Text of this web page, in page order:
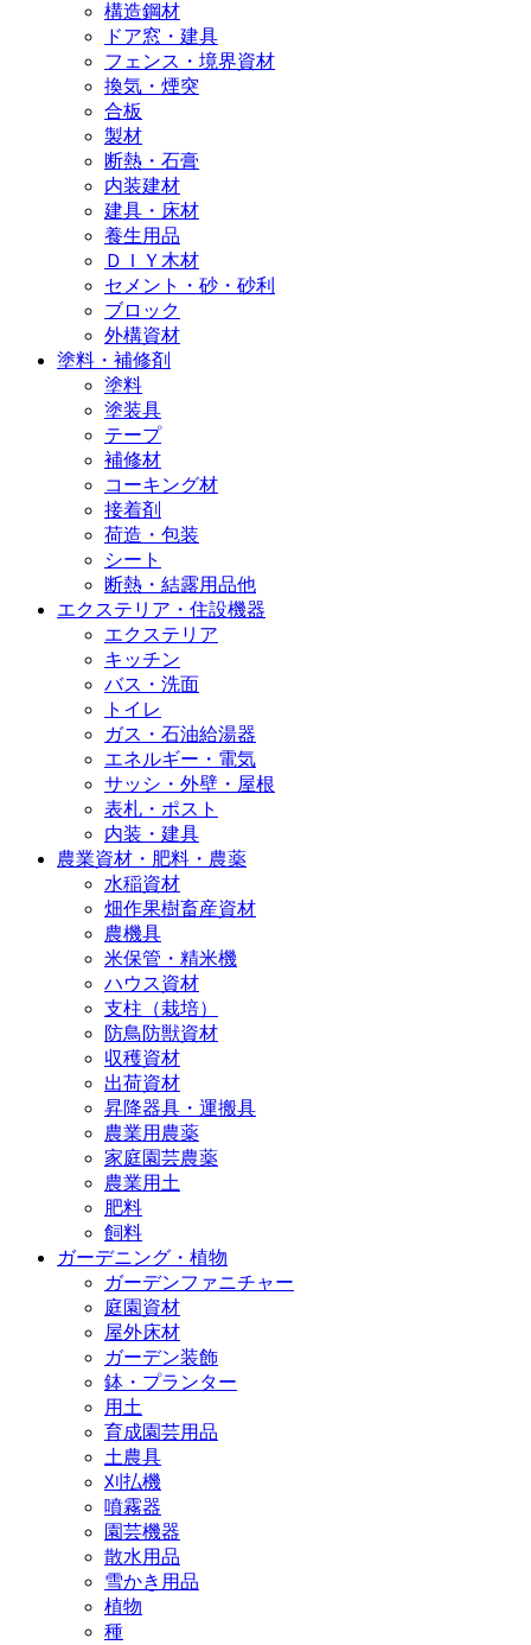
構造鋼材
ドア窓・建具
フェンス・境界資材
換気・煙突
合板
製材
断熱・石膏
内装建材
建具・床材
養生用品
ＤＩＹ木材
セメント・砂・砂利
ブロック
外構資材
塗料・補修剤
塗料
塗装具
テープ
補修材
コーキング材
接着剤
荷造・包装
シート
断熱・結露用品他
エクステリア・住設機器
エクステリア
キッチン
バス・洗面
トイレ
ガス・石油給湯器
エネルギー・電気
サッシ・外壁・屋根
表札・ポスト
内装・建具
農業資材・肥料・農薬
水稲資材
畑作果樹畜産資材
農機具
米保管・精米機
ハウス資材
支柱（栽培）
防鳥防獣資材
収穫資材
出荷資材
昇降器具・運搬具
農業用農薬
家庭園芸農薬
農業用土
肥料
飼料
ガーデニング・植物
ガーデンファニチャー
庭園資材
屋外床材
ガーデン装飾
鉢・プランター
用土
育成園芸用品
土農具
刈払機
噴霧器
園芸機器
散水用品
雪かき用品
植物
種